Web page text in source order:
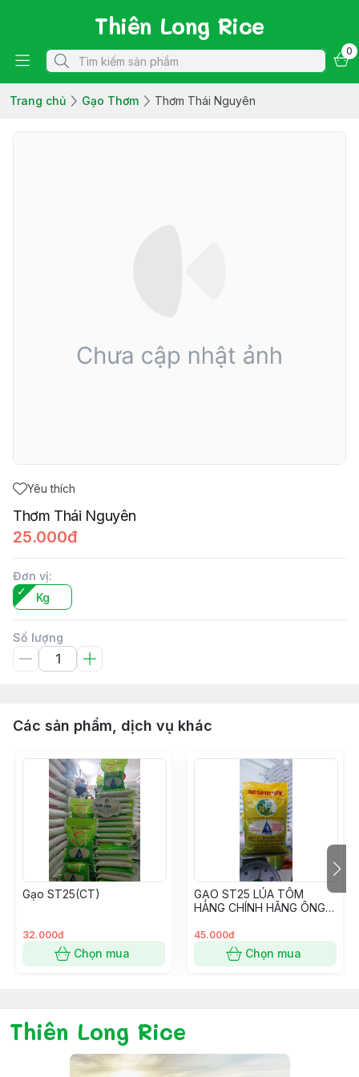
Thiên Long Rice
0
Trang chủ Gạo Thơm Thơm Thái Nguyên
Yêu thích
Thơm Thái Nguyên
25.000đ
Đơn vị:
Kg
Số lượng
Các sản phẩm, dịch vụ khác
Gạo ST25(CT)
32.000đ
Chọn mua
GẠO ST25 LÚA TÔM
HÀNG CHÍNH HÃNG ÔNG
45.000đ
Chọn mua
Thiên Long Rice